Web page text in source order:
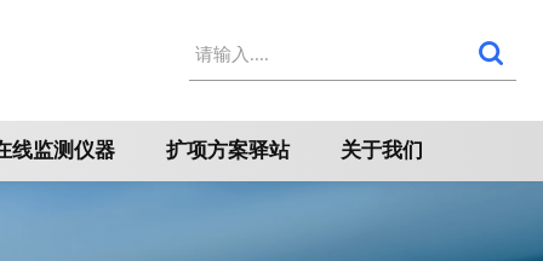
线监测仪器 扩项方案驿站 关于我们